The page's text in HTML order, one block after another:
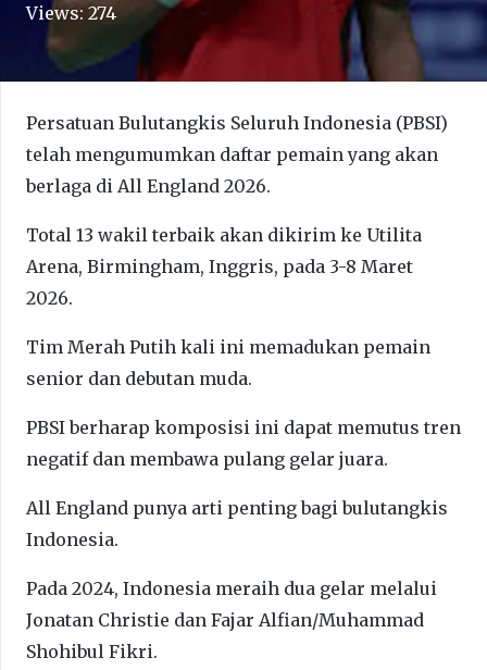
Views:274
Persatuan Bulutangkis Seluruh Indonesia (PBSI)
telah mengumumkan daftar pemain yang akan
berlaga di All England 2026.
Total 13 wakil terbaik akan dikirim ke Utilita
Arena, Birmingham, Inggris, pada 3-8 Maret
2026.
Tim Merah Putih kali ini memadukan pemain
senior dan debutan muda.
PBSI berharap komposisi ini dapat memutus tren
negatif dan membawa pulang gelar juara.
All England punya arti penting bagi bulutangkis
Indonesia.
Pada 2024, Indonesia meraih dua gelar melalui
Jonatan Christie dan Fajar Alfian/Muhammad
Shohibul Fikri.